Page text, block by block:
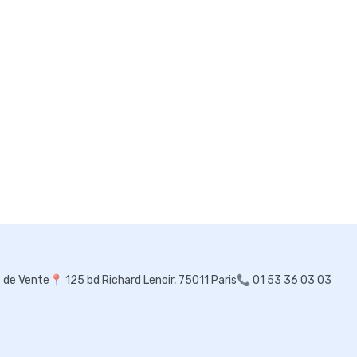
de Vente 📍 125 bd Richard Lenoir, 75011 Paris📞 01 53 36 03 03